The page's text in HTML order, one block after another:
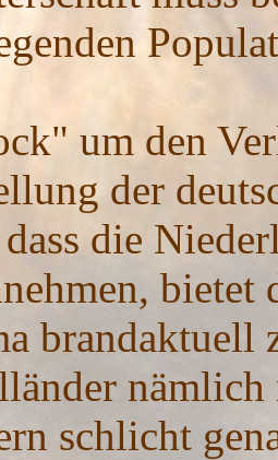
um den
der
die
bietet
brandaktuell
nämlich
schlicht